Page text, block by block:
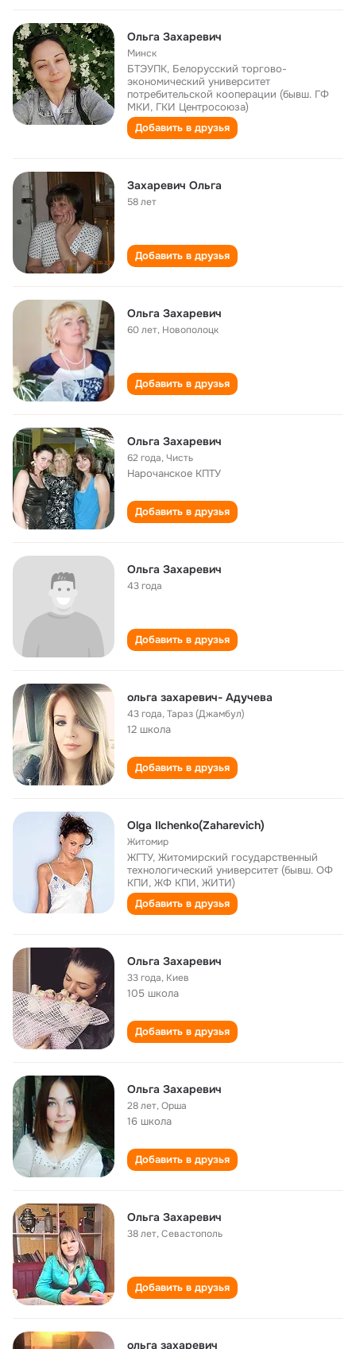
Ольга Захаревич
Минск
БТЭУПК, Белорусский торгово-
экономический университет
потребительской кооперации (бывш. ГФ
МКИ, ГКИ Центросоюза)
Добавить в друзья
Захаревич Ольга
58 лет
Добавить в друзья
Ольга Захаревич
60 лет, Новополоцк
Добавить в друзья
Ольга Захаревич
62 года,Чисть
Нарочанское КПТУ
Добавить в друзья
Ольга Захаревич
43 года
Добавить в друзья
ольга захаревич- Адучева
43 года,Тараз (Джамбул)
12 школа
Добавить в друзья
Olga Ilchenko(Zaharevich)
Житомир
ЖГТУ, Житомирский государственный
технологический университет (бывш. ОФ
КПИ, ЖФ КПИ, ЖИТИ)
Добавить в друзья
Ольга Захаревич
33 года, Киев
105 школа
Добавить в друзья
Ольга Захаревич
28 лет,Орша
16 школа
Добавить в друзья
Ольга Захаревич
38 лет,Севастополь
Добавить в друзья
ольга захаревич